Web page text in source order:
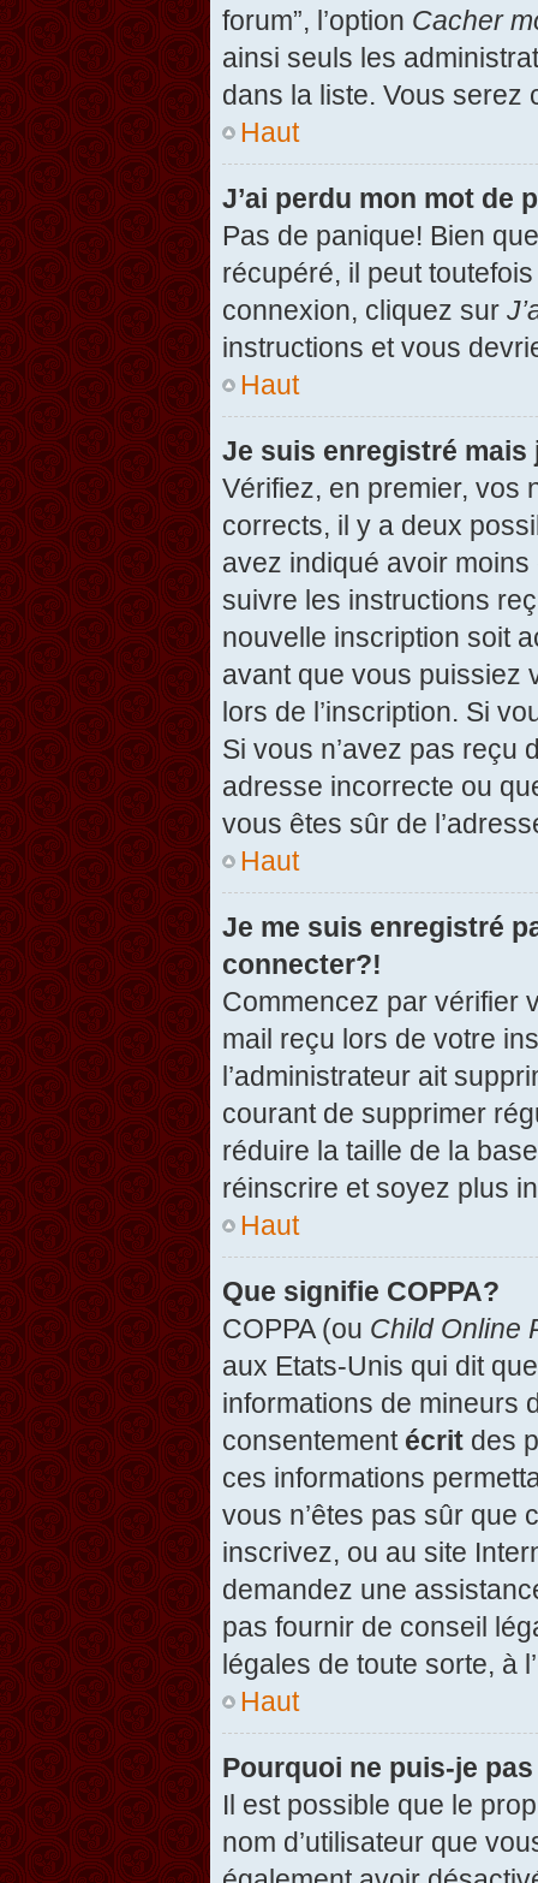
forum”, l’option Cacher
ainsi seuls les
dans la liste. Vous serez
Haut
J’ai perdu mon mot de
Pas de panique! Bien
récupéré, il peut
connexion, cliquez sur
instructions et vous
Haut
Je suis enregistré mais
Vérifiez, en premier, vos
corrects, il y a deux
avez indiqué avoir
suivre les instructions
nouvelle inscription soit
avant que vous puissiez
lors de l’inscription. Si
Si vous n’avez pas reçu
adresse incorrecte ou
vous êtes sûr de
Haut
Je me suis enregistré
connecter?!
Commencez par vérifier
mail reçu lors de votre
l’administrateur ait
courant de supprimer
réduire la taille de la
réinscrire et soyez plus
Haut
Que signifie COPPA?
COPPA (ou Child Online
aux Etats-Unis qui dit
informations de mineurs
consentement écrit des
ces informations
vous n’êtes pas sûr que
inscrivez, ou au site
demandez une
pas fournir de conseil
légales de toute sorte, à
Haut
Pourquoi ne puis-je
Il est possible que le
nom d’utilisateur que